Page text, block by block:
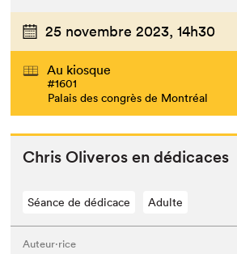
25 novembre 2023, 14h30
Au kiosque
#1601
Palais des congrès de Montréal
Chris Oliv­eros en dédicaces
Séance de dédicace Adulte
Auteur·rice